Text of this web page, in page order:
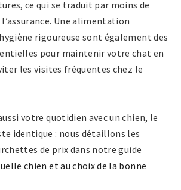
ce qui se traduit par moins de
Une alimentation
rigoureuse sont également des
pour maintenir votre chat en
les visites fréquentes chez le
votre quotidien avec un chien, le
identique : nous détaillons les
de prix dans notre guide
chien et au choix de la bonne